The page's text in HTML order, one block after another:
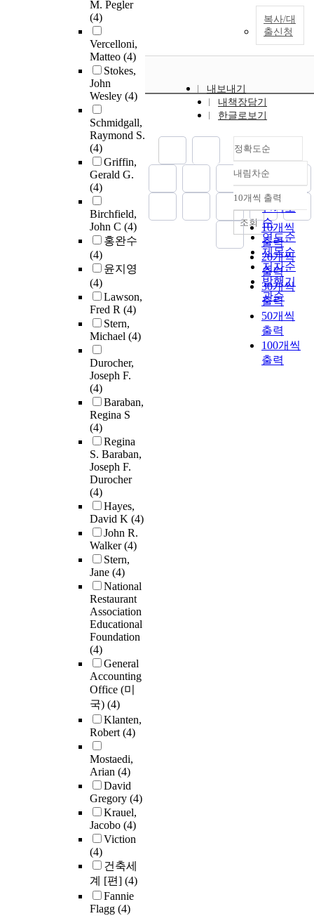
M. Pegler
(4)
Vercelloni,
Matteo (4)
Stokes,
John
Wesley (4)
Schmidgall,
Raymond S.
(4)
Griffin,
Gerald G.
(4)
Birchfield,
John C (4)
홍완수
(4)
윤지영
(4)
Lawson,
Fred R (4)
Stern,
Michael (4)
Durocher,
Joseph F.
(4)
Baraban,
Regina S
(4)
Regina
S. Baraban,
Joseph F.
Durocher
(4)
Hayes,
David K (4)
John R.
Walker(4)
Stern,
Jane (4)
National
Restaurant
Association
Educational
Foundation
(4)
General
Accounting
Office (미
국) (4)
Klanten,
Robert(4)
Mostaedi,
Arian (4)
David
Gregory (4)
Krauel,
Jacobo (4)
Viction
(4)
건축세
계 [편] (4)
Fannie
Flagg (4)
복사/대
출신청
내보내기
내책장담기
한글로보기
정확도순
정확도
순
인기도
순
연도순
제목순
저자순
발행기
관순
내림차순
내림차순
10개씩 출력
10개씩
출력
20개씩
출력
30개씩
출력
50개씩
출력
100개씩
출력
조회